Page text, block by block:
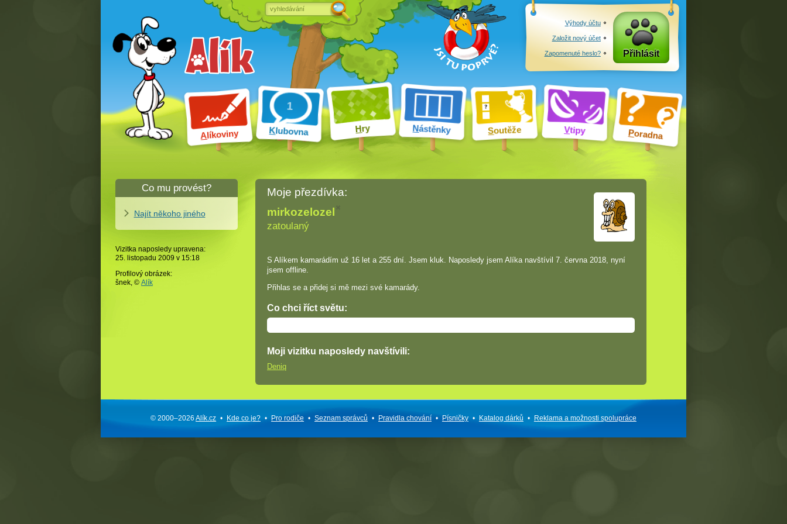
Alíkoviny Klubovna Hry Nástěnky Soutěže Vtipy Poradna
Výhody účtu
Založit nový účet
Zapomenuté heslo? Přihlásit
Moje přezdívka:
mirkozelozel
zatoulaný
S Alíkem kamarádím už 16 let a 255 dní . Jsem kluk. Naposledy jsem Alíka navštívil 7. června 2018, nyní
jsem offline.
Přihlas se a přidej si mě mezi své kamarády.
Co chci říct světu:
Moji vizitku naposledy navštívili:
Deniq
Co mu provést?
Najít někoho jiného
Vizitka naposledy upravena:
25. listopadu 2009 v 15:18
Profilový obrázek:
šnek, © Alík
© 2000–2026Alík.cz • Kde co je? • Pro rodiče • Seznam správců • Pravidla chování • Písničky • Katalog dárků • Reklama a možnosti spolupráce